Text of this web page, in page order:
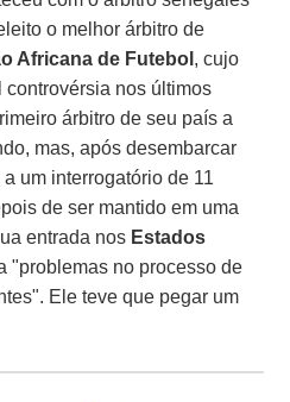
o melhor árbitro de
Africana de Futebol , cujo
nos últimos
árbitro de seu país a
mas, após desembarcar
um interrogatório de 11
de ser mantido em uma
entrada nos Estados
"problemas no processo de
Ele teve que pegar um